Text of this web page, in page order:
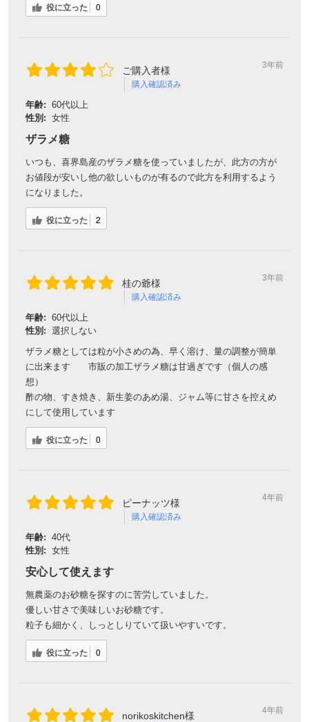
役に立った 0
ご購入者様
購入確認済み
3年前
年齢: 60代以上
性別: 女性
ザラメ糖
いつも、喜界島産のザラメ糖を使っていましたが、此方の方が
お値段が安いし他の欲しいものが有るので此方を利用するよう
になりました。
役に立った 2
桂の爺様
購入確認済み
3年前
年齢: 60代以上
性別: 選択しない
ザラメ糖としては粒が小さめの為、早く溶け、量の調整が簡単
に出来ます 市販の加工ザラメ糖は甘過ぎです（個人の感
想）
酢の物、すき焼き、新生姜のあめ湯、ジャム等に甘さを控えめ
にして使用しています
役に立った 0
ピーナッツ様
購入確認済み
4年前
年齢: 40代
性別: 女性
安心して使えます
無農薬のお砂糖を探すのに苦労していました。
優しい甘さで美味しいお砂糖です。
粒子も細かく、しっとしりていて扱いやすいです。
役に立った 0
norikoskitchen様 4年前